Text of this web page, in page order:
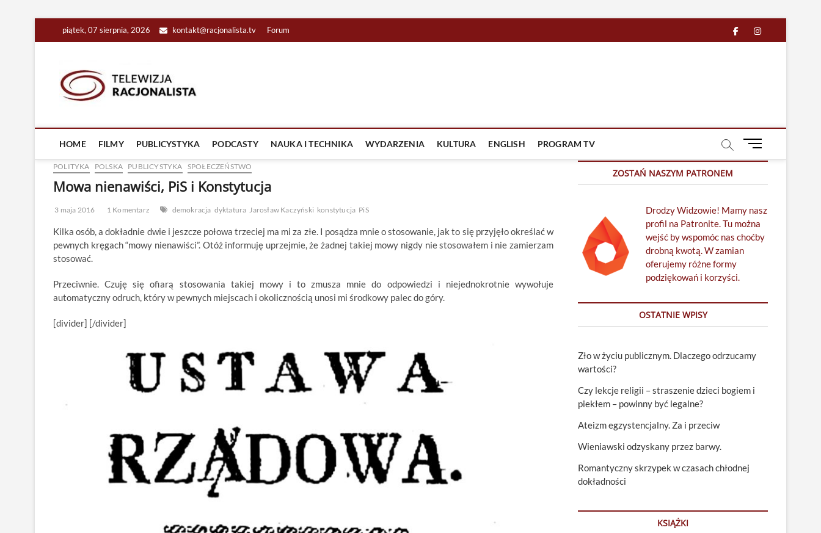
piątek, 07 sierpnia, 2026 kontakt@racjonalista.tv Forum facebook
in
HOME FILMY PUBLICYSTYKA PODCASTY NAUKA I TECHNIKA WYDARZENIA KULTURA ENGLISH PROGRAM TV
M
u
u
t
t
POLITYKA POLSKA PUBLICYSTYKA SPOŁECZEŃSTWO
Mowa nienawiści, PiS i Konstytucja
3 maja 2016 1 Komentarz demokracja dyktatura Jarosław Kaczyński konstytucja PiS
Kilka osób, a dokładnie dwie i jeszcze połowa trzeciej ma mi za złe. I posądza mnie o stosowanie, jak to się przyjęło określać w
pewnych kręgach “mowy nienawiści”. Otóż informuję uprzejmie, że żadnej takiej mowy nigdy nie stosowałem i nie zamierzam
stosować.
Przeciwnie. Czuję się ofiarą stosowania takiej mowy i to zmusza mnie do odpowiedzi i niejednokrotnie wywołuje
automatyczny odruch, który w pewnych miejscach i okolicznością unosi mi środkowy palec do góry.
[divider] [/divider]
ZOSTAŃ NASZYM PATRONEM
Drodzy Widzowie! Mamy nasz
profil na Patronite. Tu można
wejść by wspomóc nas choćby
drobną kwotą. W zamian
oferujemy różne formy
podziękowań i korzyści.
OSTATNIE WPISY
Zło w życiu publicznym. Dlaczego odrzucamy
wartości?
Czy lekcje religii – straszenie dzieci bogiem i
piekłem – powinny być legalne?
Ateizm egzystencjalny. Za i przeciw
Wieniawski odzyskany przez barwy.
Romantyczny skrzypek w czasach chłodnej
dokładności
KSIĄŻKI